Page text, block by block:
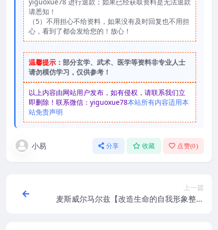
请悉知！
（5）不用担心不给资料，如果没有及时回复也不用担
心，看到了都会发给您的！放心！
温馨提示： 部分玄学、武术、医学等资料非专业人士
请勿模仿学习，仅供参考！
以上内容由网站用户发布，如有侵权，请联系我们立
即删除！联系微信：yiguoxue78本站所有内容适用本
站免责声明
小易 分享 收藏 点赞(0)
上一篇
麦斯威尔马尔兹【改造生命的自我形象整容